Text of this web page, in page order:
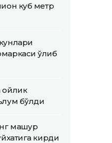
куб метр
ўлиб
ойлик
бўлди
машҳур
кирди